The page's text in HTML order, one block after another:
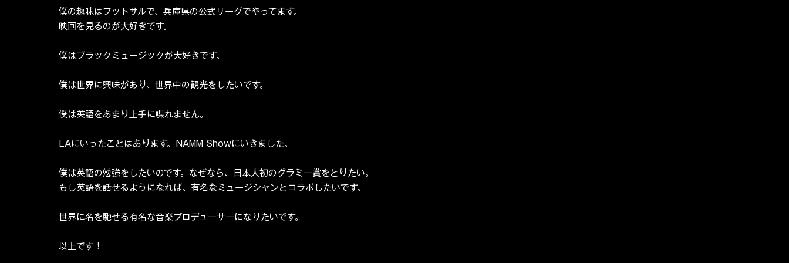
僕の趣味はフットサルで、兵庫県の公式リーグでやってます。
映画を見るのが大好きです。
僕はブラックミュージックが大好きです。
僕は世界に興味があり、世界中の観光をしたいです。
僕は英語をあまり上手に喋れません。
LAにいったことはあります。NAMM Showにいきました。
僕は英語の勉強をしたいのです。なぜなら、日本人初のグラミー賞をとりたい。
もし英語を話せるようになれば、有名なミュージシャンとコラボしたいです。
世界に名を馳せる有名な音楽プロデューサーになりたいです。
以上です！